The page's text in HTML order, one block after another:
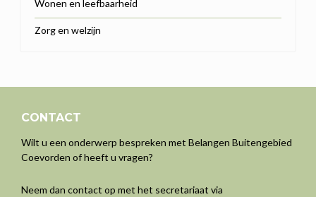
Wonen en leefbaarheid
Zorg en welzijn
CONTACT
Wilt u een onderwerp bespreken met Belangen Buitengebied
Coevorden of heeft u vragen?
Neem dan contact op met het secretariaat via